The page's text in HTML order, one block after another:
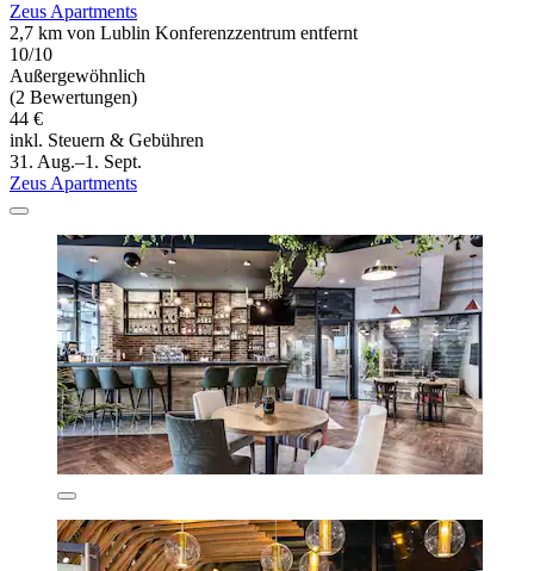
Zeus Apartments
2,7 km von Lublin Konferenzzentrum entfernt
10/10
Außergewöhnlich
(2 Bewertungen)
44 €
inkl. Steuern & Gebühren
31. Aug.–1. Sept.
Zeus Apartments